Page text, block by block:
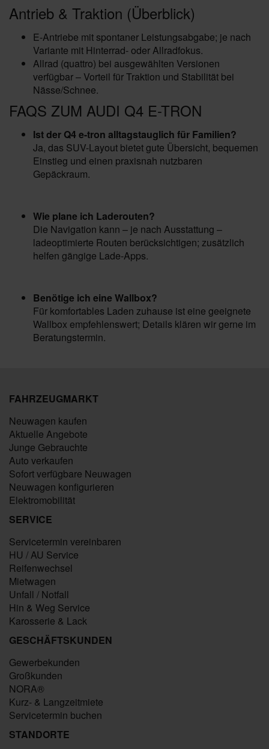
Antrieb & Traktion (Überblick)
E‑Antriebe mit spontaner Leistungsabgabe; je nach
Variante mit Hinterrad- oder Allradfokus.
Allrad (quattro) bei ausgewählten Versionen
verfügbar – Vorteil für Traktion und Stabilität bei
Nässe/Schnee.
FAQS ZUM AUDI Q4 E-TRON
Ist der Q4 e-tron alltagstauglich für Familien?
Ja, das SUV-Layout bietet gute Übersicht, bequemen
Einstieg und einen praxisnah nutzbaren
Gepäckraum.
Wie plane ich Laderouten?
Die Navigation kann – je nach Ausstattung –
ladeoptimierte Routen berücksichtigen; zusätzlich
helfen gängige Lade-Apps.
Benötige ich eine Wallbox?
Für komfortables Laden zuhause ist eine geeignete
Wallbox empfehlenswert; Details klären wir gerne im
Beratungstermin.
FAHRZEUGMARKT
Neuwagen kaufen
Aktuelle Angebote
Junge Gebrauchte
Auto verkaufen
Sofort verfügbare Neuwagen
Neuwagen konfigurieren
Elektromobilität
SERVICE
Servicetermin vereinbaren
HU / AU Service
Reifenwechsel
Mietwagen
Unfall / Notfall
Hin & Weg Service
Karosserie & Lack
GESCHÄFTSKUNDEN
Gewerbekunden
Großkunden
NORA®
Kurz- & Langzeitmiete
Servicetermin buchen
STANDORTE